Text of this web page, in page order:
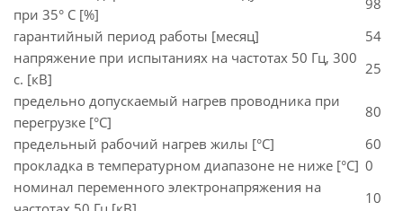
при 35° C [%]
98
гарантийный период работы [месяц]
54
напряжение при испытаниях на частотах 50 Гц, 300
с. [кВ]
25
предельно допускаемый нагрев проводника при
перегрузке [°С]
80
предельный рабочий нагрев жилы [°С]
60
прокладка в температурном диапазоне не ниже [°C] 0
номинал переменного электронапряжения на
10